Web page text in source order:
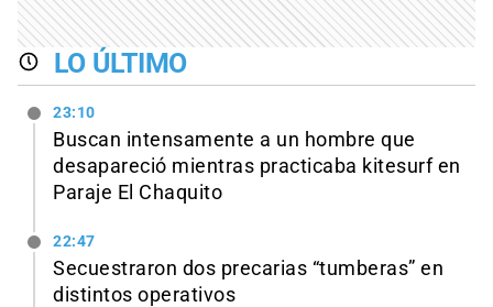
LO ÚLTIMO
23:10
Buscan intensamente a un hombre que
desapareció mientras practicaba kitesurf en
Paraje El Chaquito
22:47
Secuestraron dos precarias “tumberas” en
distintos operativos